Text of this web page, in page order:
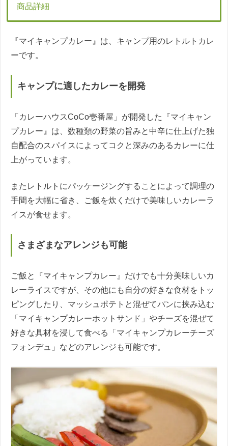
商品詳細
『マイキャンプカレー』は、キャンプ用のレトルトカレ
ーです。
キャンプに適したカレーを開発
「カレーハウスCoCo壱番屋」が開発した『マイキャン
プカレー』は、数種類の野菜の旨みと中辛に仕上げた独
自配合のスパイスによってコクと深みのあるカレーに仕
上がっています。
またレトルトにパッケージングすることによって調理の
手間を大幅に省き、ご飯を炊くだけで美味しいカレーラ
イスが食せます。
さまざまなアレンジも可能
ご飯と『マイキャンプカレー』だけでも十分美味しいカ
レーライスですが、その他にも自分の好きな食材をトッ
ピングしたり、マッシュポテトと混ぜてパンに挟み込む
「マイキャンプカレーホットサンド」やチーズを混ぜて
好きな具材を浸して食べる「マイキャンプカレーチーズ
フォンデュ」などのアレンジも可能です。